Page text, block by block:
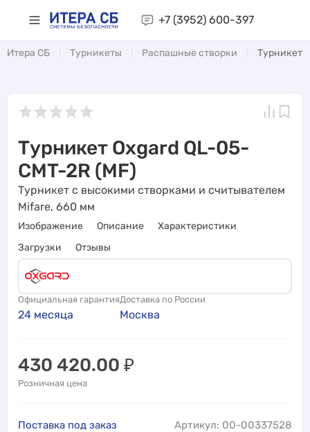
+7 (3952) 600-397
Итера СБ Турникеты Распашные створки Турникет
Турникет Oxgard QL-05-
CMT-2R (MF)
Турникет с высокими створками и считывателем
Mifare, 660 мм
Изображение Описание
Характеристики
Загрузки
Отзывы
Официальная гарантия
24 месяца
Доставка по России
Москва
430 420.00 ₽
Розничная цена
Поставка под заказ Артикул: 00-00337528